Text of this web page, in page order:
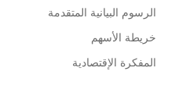
الرسوم البيانية المتقدمة
خريطة الأسهم
المفكرة الإقتصادية